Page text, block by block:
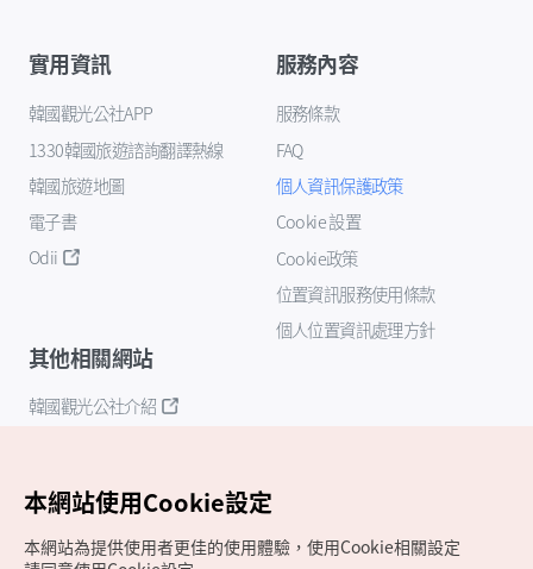
實用資訊
韓國觀光公社APP
1330韓國旅遊諮詢翻譯熱線
韓國旅遊地圖
電子書
Odii
服務內容
服務條款
FAQ
個人資訊保護政策
Cookie 設置
Cookie政策
位置資訊服務使用條款
個人位置資訊處理方針
其他相關網站
韓國觀光公社介紹
本網站使用Cookie設定
本網站為提供使用者更佳的使用體驗，使用Cookie相關設定